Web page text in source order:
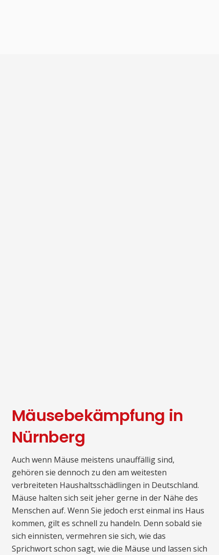
Mäusebekämpfung in
Nürnberg
Auch wenn Mäuse meistens unauffällig sind,
gehören sie dennoch zu den am weitesten
verbreiteten Haushaltsschädlingen in Deutschland.
Mäuse halten sich seit jeher gerne in der Nähe des
Menschen auf. Wenn Sie jedoch erst einmal ins Haus
kommen, gilt es schnell zu handeln. Denn sobald sie
sich einnisten, vermehren sie sich, wie das
Sprichwort schon sagt, wie die Mäuse und lassen sich